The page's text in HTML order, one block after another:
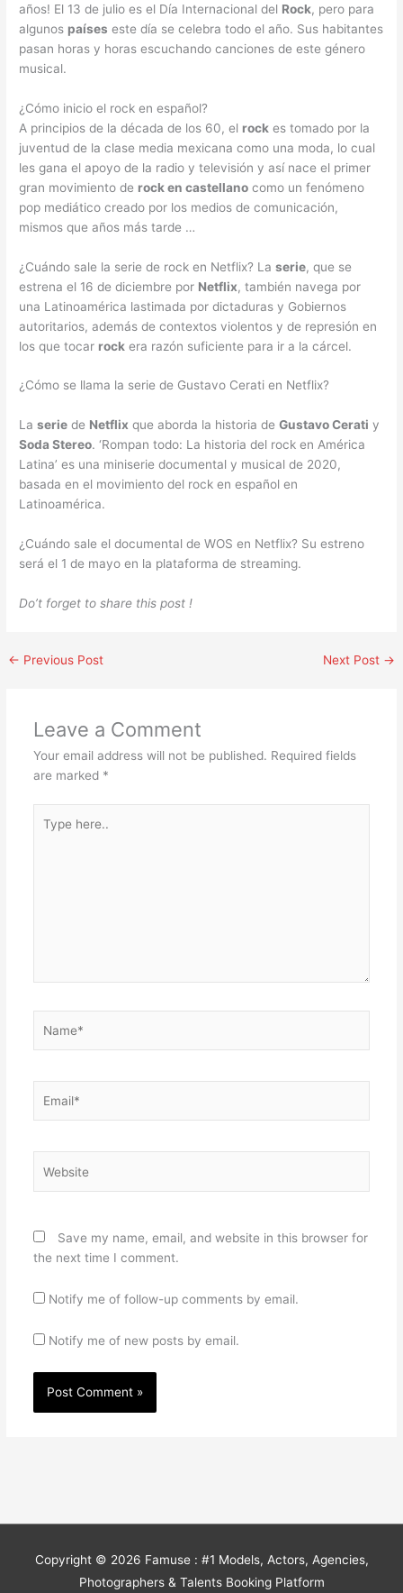
años! El 13 de julio es el Día Internacional del Rock, pero para
algunos países este día se celebra todo el año. Sus habitantes
pasan horas y horas escuchando canciones de este género
musical.
¿Cómo inicio el rock en español?
A principios de la década de los 60, el rock es tomado por la
juventud de la clase media mexicana como una moda, lo cual
les gana el apoyo de la radio y televisión y así nace el primer
gran movimiento de rock en castellano como un fenómeno
pop mediático creado por los medios de comunicación,
mismos que años más tarde …
¿Cuándo sale la serie de rock en Netflix? Laserie, que se
estrena el 16 de diciembre por Netflix, también navega por
una Latinoamérica lastimada por dictaduras y Gobiernos
autoritarios, además de contextos violentos y de represión en
los que tocar rock era razón suficiente para ir a la cárcel.
¿Cómo se llama la serie de Gustavo Cerati en Netflix?
Laserie de Netflix que aborda la historia deGustavo Cerati y
Soda Stereo. ‘Rompan todo: La historia del rock en América
Latina’ es una miniserie documental y musical de 2020,
basada en el movimiento del rock en español en
Latinoamérica.
¿Cuándo sale el documental de WOS en Netflix? Su estreno
será el 1 de mayo en la plataforma de streaming.
Do’t forget to share this post !
← Previous Post Next Post →
Leave a Comment
Your email address will not be published. Required fields
are marked *
here..
Save my name, email, and website in this browser for
the next time I comment.
Notify me of follow-up comments by email.
Notify me of new posts by email.
Copyright © 2026 Famuse : #1 Models, Actors, Agencies,
Photographers & Talents Booking Platform